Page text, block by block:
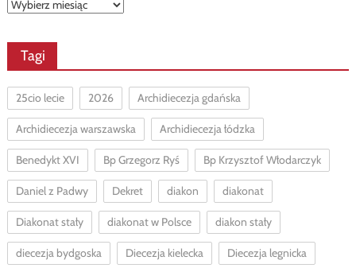
Archiwa
Tagi
25cio lecie 2026 Archidiecezja gdańska
Archidiecezja warszawska Archidiecezja łódzka
Benedykt XVI Bp Grzegorz Ryś Bp Krzysztof Włodarczyk
Daniel z Padwy Dekret diakon diakonat
Diakonat stały diakonat w Polsce diakon stały
diecezja bydgoska Diecezja kielecka Diecezja legnicka